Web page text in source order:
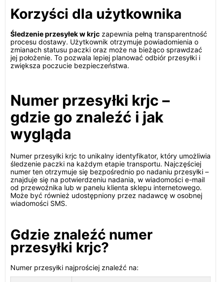
Korzyści dla użytkownika
Śledzenie przesyłek w krjc zapewnia pełną transparentność
procesu dostawy. Użytkownik otrzymuje powiadomienia o
zmianach statusu paczki oraz może na bieżąco sprawdzać
jej położenie. To pozwala lepiej planować odbiór przesyłki i
zwiększa poczucie bezpieczeństwa.
Numer przesyłki krjc –
gdzie go znaleźć i jak
wygląda
Numer przesyłki krjc to unikalny identyfikator, który umożliwia
śledzenie paczki na każdym etapie transportu. Najczęściej
numer ten otrzymuje się bezpośrednio po nadaniu przesyłki –
znajduje się na potwierdzeniu nadania, w wiadomości e-mail
od przewoźnika lub w panelu klienta sklepu internetowego.
Może być również udostępniony przez nadawcę w osobnej
wiadomości SMS.
Gdzie znaleźć numer
przesyłki krjc?
Numer przesyłki najprościej znaleźć na: